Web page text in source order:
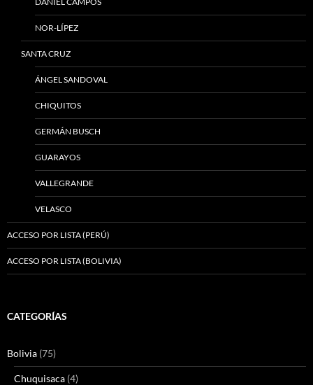
NOR-LÍPEZ
SANTA CRUZ
ÁNGEL SANDOVAL
CHIQUITOS
GERMÁN BUSCH
GUARAYOS
VALLEGRANDE
VELASCO
ACCESO POR LISTA (PERÚ)
ACCESO POR LISTA (BOLIVIA)
CATEGORÍAS
Bolivia (75)
Chuquisaca (4)